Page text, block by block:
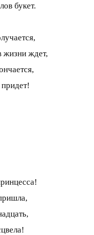
букет.
жизни ждет,